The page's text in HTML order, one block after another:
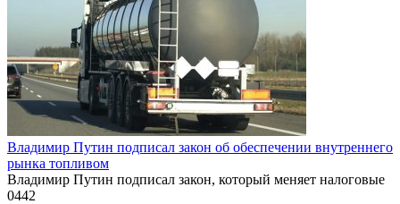
Владимир Путин подписал закон об обеспечении внутреннего
рынка топливом
Владимир Путин подписал закон, который меняет налоговые
0442